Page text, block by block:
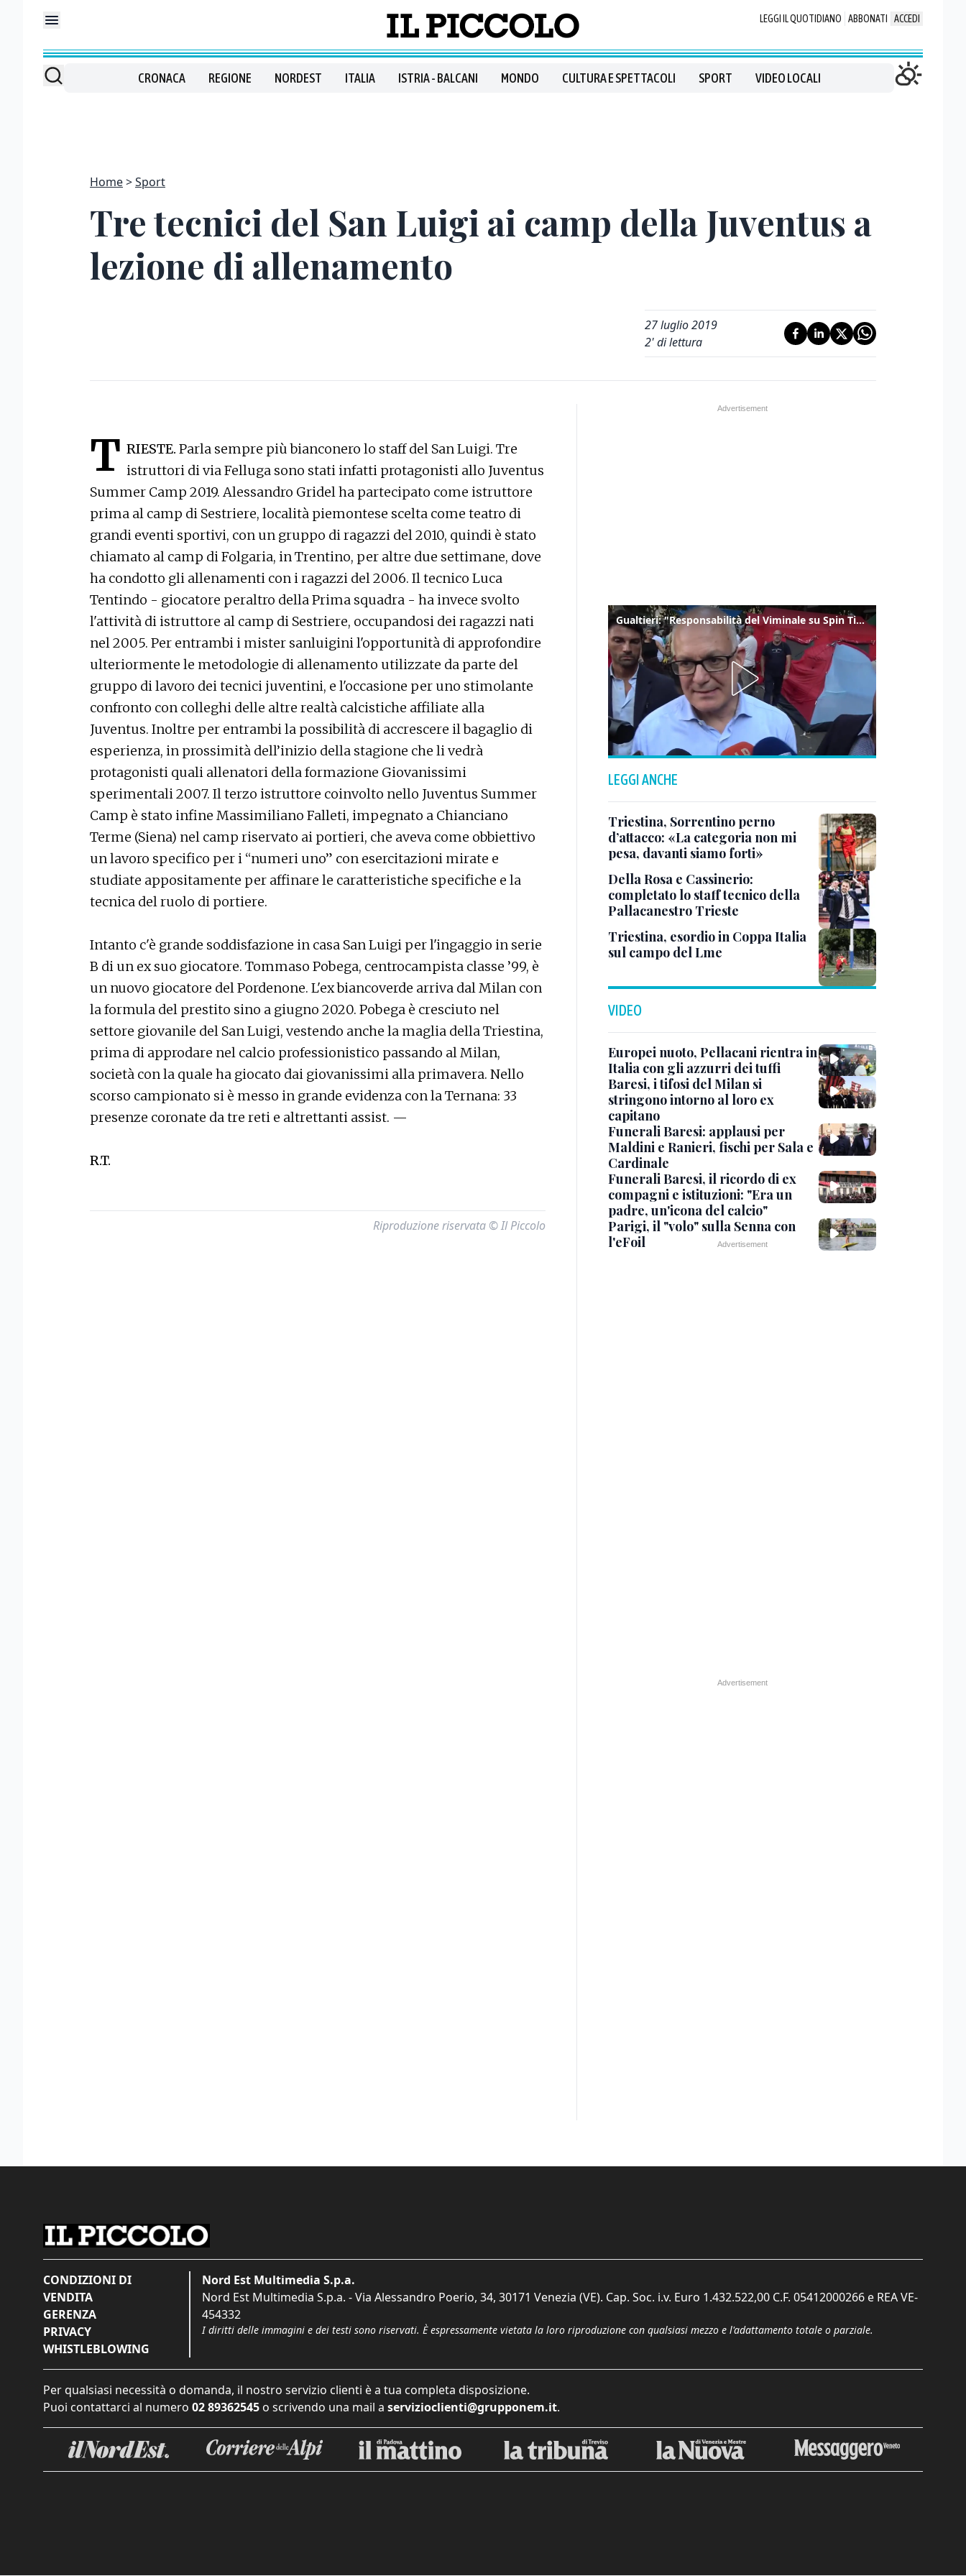
LEGGI IL QUOTIDIANO ABBONATI ACCEDI
CRONACA REGIONE NORDEST ITALIA ISTRIA - BALCANI MONDO CULTURA E SPETTACOLI SPORT VIDEO LOCALI
Home Sport
Tre tecnici del San Luigi ai camp della Juventus a
lezione di allenamento
27 luglio 2019
2' di lettura
T RIESTE. Parla sempre più bianconero lo staff del San Luigi. Tre
istruttori di via Felluga sono stati infatti protagonisti allo Juventus
Summer Camp 2019. Alessandro Gridel ha partecipato come istruttore
prima al camp di Sestriere, località piemontese scelta come teatro di
grandi eventi sportivi, con un gruppo di ragazzi del 2010, quindi è stato
chiamato al camp di Folgaria, in Trentino, per altre due settimane, dove
ha condotto gli allenamenti con i ragazzi del 2006. Il tecnico Luca
Tentindo - giocatore peraltro della Prima squadra - ha invece svolto
l'attività di istruttore al camp di Sestriere, occupandosi dei ragazzi nati
nel 2005. Per entrambi i mister sanluigini l'opportunità di approfondire
ulteriormente le metodologie di allenamento utilizzate da parte del
gruppo di lavoro dei tecnici juventini, e l'occasione per uno stimolante
confronto con colleghi delle altre realtà calcistiche affiliate alla
Juventus. Inoltre per entrambi la possibilità di accrescere il bagaglio di
esperienza, in prossimità dell’inizio della stagione che li vedrà
protagonisti quali allenatori della formazione Giovanissimi
sperimentali 2007. Il terzo istruttore coinvolto nello Juventus Summer
Camp è stato infine Massimiliano Falleti, impegnato a Chianciano
Terme (Siena) nel camp riservato ai portieri, che aveva come obbiettivo
un lavoro specifico per i “numeri uno” con esercitazioni mirate e
studiate appositamente per affinare le caratteristiche specifiche e la
tecnica del ruolo di portiere.
Intanto c'è grande soddisfazione in casa San Luigi per l'ingaggio in serie
B di un ex suo giocatore. Tommaso Pobega, centrocampista classe ’99, è
un nuovo giocatore del Pordenone. L'ex biancoverde arriva dal Milan con
la formula del prestito sino a giugno 2020. Pobega è cresciuto nel
settore giovanile del San Luigi, vestendo anche la maglia della Triestina,
prima di approdare nel calcio professionistico passando al Milan,
società con la quale ha giocato dai giovanissimi alla primavera. Nello
scorso campionato si è messo in grande evidenza con la Ternana: 33
presenze coronate da tre reti e altrettanti assist. —
R.T.
Riproduzione riservata © Il Piccolo
Gualtieri: "Responsabilità del Viminale su Spin Time? La posizione dei partiti è nota"
LEGGI ANCHE
Triestina, Sorrentino perno
d’attacco: «La categoria non mi
pesa, davanti siamo forti»
Della Rosa e Cassinerio:
completato lo staff tecnico della
Pallacanestro Trieste
Triestina, esordio in Coppa Italia
sul campo del Lme
VIDEO
Europei nuoto, Pellacani rientra in
Italia con gli azzurri dei tuffi
Baresi, i tifosi del Milan si
stringono intorno al loro ex
capitano
Funerali Baresi: applausi per
Maldini e Ranieri, fischi per Sala e
Cardinale
Funerali Baresi, il ricordo di ex
compagni e istituzioni: "Era un
padre, un'icona del calcio"
Parigi, il "volo" sulla Senna con
l'eFoil
CONDIZIONI DI
VENDITA
GERENZA
PRIVACY
WHISTLEBLOWING
Nord Est Multimedia S.p.a.
Nord Est Multimedia S.p.a. - Via Alessandro Poerio, 34, 30171 Venezia (VE). Cap. Soc. i.v. Euro 1.432.522,00 C.F. 05412000266 e REA VE-
454332
I diritti delle immagini e dei testi sono riservati. È espressamente vietata la loro riproduzione con qualsiasi mezzo e l'adattamento totale o parziale.
Per qualsiasi necessità o domanda, il nostro servizio clienti è a tua completa disposizione.
Puoi contattarci al numero 02 89362545 o scrivendo una mail a servizioclienti@grupponem.it.